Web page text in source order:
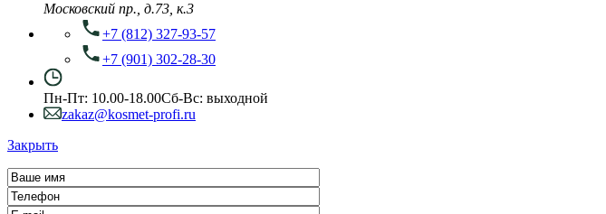
Московский пр., д.73, к.3
+7 (812) 327-93-57
+7 (901) 302-28-30
Пн-Пт: 10.00-18.00Сб-Вс: выходной
zakaz@kosmet-profi.ru
Закрыть